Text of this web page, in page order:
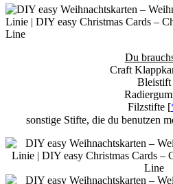
Du
Craft
Bleistift
Filzstifte [
sonstige Stifte, die du benutzen